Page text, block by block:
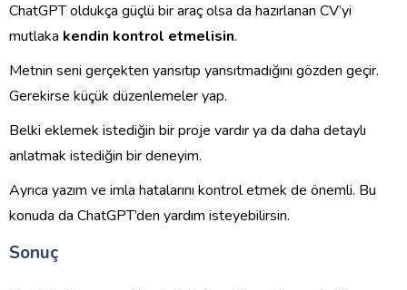
ChatGPT oldukça güçlü bir araç olsa da hazırlanan CV’yi
mutlaka kendin kontrol etmelisin.
Metnin seni gerçekten yansıtıp yansıtmadığını gözden geçir.
Gerekirse küçük düzenlemeler yap.
Belki eklemek istediğin bir proje vardır ya da daha detaylı
anlatmak istediğin bir deneyim.
Ayrıca yazım ve imla hatalarını kontrol etmek de önemli. Bu
konuda da ChatGPT’den yardım isteyebilirsin.
Sonuç